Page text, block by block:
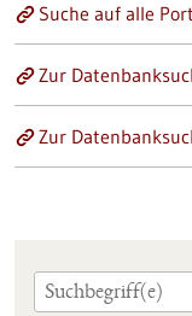
Suche auf alle
Zur
Zur